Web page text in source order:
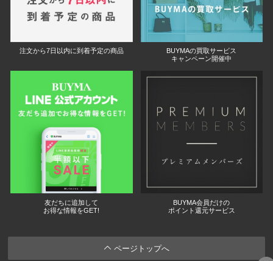
注文から7日以内に到着予定の商品
BUYMAの買取サービス
キャンペーン開催中
友だちに追加して
お得な情報をGET!
BUYMA会員だけの
ポイント還元サービス
ページトップへ